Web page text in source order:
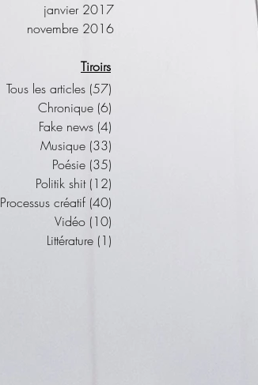
janvier 2017
novembre 2016
Tiroirs
Tous les articles (57)
Chronique (6)
Fake news (4)
Musique (33)
Poésie (35)
Politik shit (12)
Processus créatif (40)
Vidéo (10)
Littérature (1)